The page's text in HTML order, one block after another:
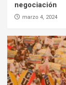
negociación
marzo 4, 2024